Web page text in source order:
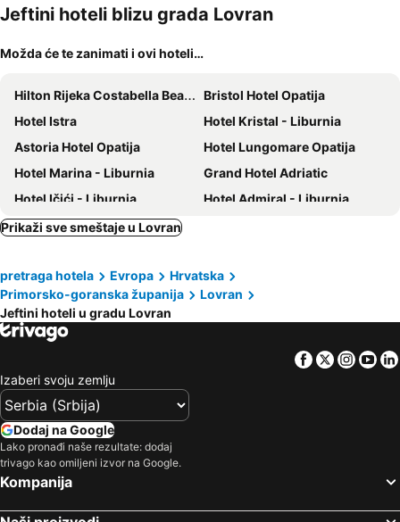
kućni
ljubimci
Jeftini hoteli blizu grada Lovran
Možda će te zanimati i ovi hoteli…
Hilton Rijeka Costabella Beach Resort & Spa
Bristol Hotel Opatija
Hotel Istra
Hotel Kristal - Liburnia
Astoria Hotel Opatija
Hotel Lungomare Opatija
Hotel Marina - Liburnia
Grand Hotel Adriatic
Hotel Ičići - Liburnia
Hotel Admiral - Liburnia
Hotel Paris
Hotel Bellevue - Liburnia
Hotel Excelsior - Liburnia
Hotel Park
Hotel Continental
Hotel Lovran
Hotel Ambasador - Liburnia
Miramar
Hotel Villa Laurel
Grand Hotel Bonavia
Hotel Mediteran
IN Kala
Hotel Kvarner
Prikaži sve smeštaje u Lovran
pretraga hotela Evropa
Hrvatska
Primorsko-goranska županija
Lovran
Jeftini hoteli u gradu Lovran
Facebook
Twitter
Izaberi svoju zemlju
Dodaj na Google
Lako pronađi naše rezultate: dodaj
trivago kao omiljeni izvor na Google.
Kompanija